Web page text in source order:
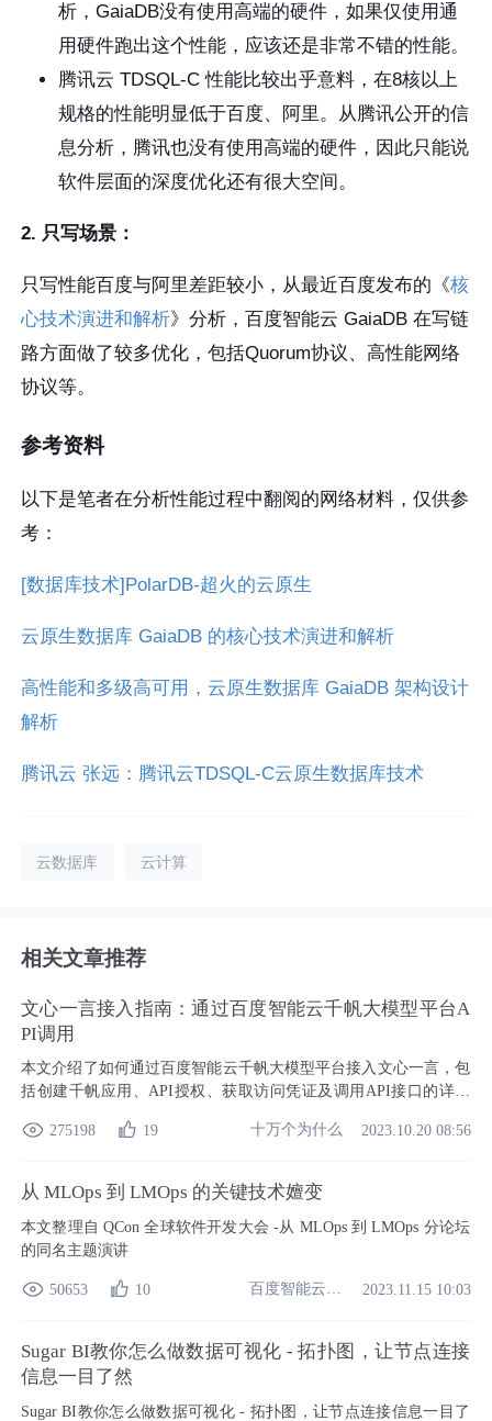
析，GaiaDB没有使用高端的硬件，如果仅使用通
用硬件跑出这个性能，应该还是非常不错的性能。
腾讯云 TDSQL-C 性能比较出乎意料，在8核以上
规格的性能明显低于百度、阿里。从腾讯公开的信
息分析，腾讯也没有使用高端的硬件，因此只能说
软件层面的深度优化还有很大空间。
2. 只写场景：
只写性能百度与阿里差距较小，从最近百度发布的《核
心技术演进和解析》分析，百度智能云 GaiaDB 在写链
路方面做了较多优化，包括Quorum协议、高性能网络
协议等。
参考资料
以下是笔者在分析性能过程中翻阅的网络材料，仅供参
考：
[数据库技术]PolarDB-超火的云原生
云原生数据库 GaiaDB 的核心技术演进和解析
高性能和多级高可用，云原生数据库 GaiaDB 架构设计
解析
腾讯云 张远：腾讯云TDSQL-C云原生数据库技术
云数据库 云计算
相关文章推荐
文心一言接入指南：通过百度智能云千帆大模型平台A
PI调用
本文介绍了如何通过百度智能云千帆大模型平台接入文心一言，包
括创建千帆应用、API授权、获取访问凭证及调用API接口的详细
理解与生成能力，通过千帆平台可轻松实现多场景应用。
275198 19 十万个为什么 2023.10.20 08:56
从 MLOps 到 LMOps 的关键技术嬗变
本文整理自 QCon 全球软件开发大会 -从 MLOps 到 LMOps 分论坛
的同名主题演讲
50653 10 百度智能云开发者中心 2023.11.15 10:03
Sugar BI教你怎么做数据可视化 - 拓扑图，让节点连接
信息一目了然
Sugar BI教你怎么做数据可视化 - 拓扑图，让节点连接信息一目了